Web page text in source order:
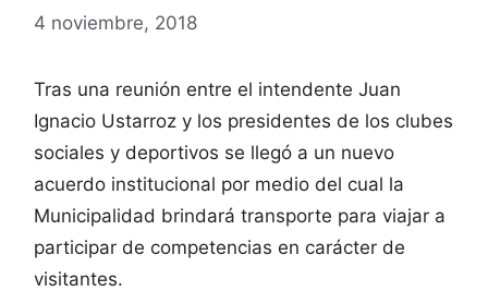
4 noviembre, 2018
Tras una reunión entre el intendente Juan
Ignacio Ustarroz y los presidentes de los clubes
sociales y deportivos se llegó a un nuevo
acuerdo institucional por medio del cual la
Municipalidad brindará transporte para viajar a
participar de competencias en carácter de
visitantes.